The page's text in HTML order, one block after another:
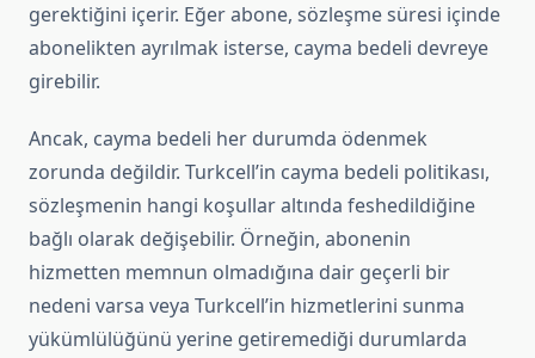
gerektiğini içerir. Eğer abone, sözleşme süresi içinde
abonelikten ayrılmak isterse, cayma bedeli devreye
girebilir.
Ancak, cayma bedeli her durumda ödenmek
zorunda değildir. Turkcell’in cayma bedeli politikası,
sözleşmenin hangi koşullar altında feshedildiğine
bağlı olarak değişebilir. Örneğin, abonenin
hizmetten memnun olmadığına dair geçerli bir
nedeni varsa veya Turkcell’in hizmetlerini sunma
yükümlülüğünü yerine getiremediği durumlarda